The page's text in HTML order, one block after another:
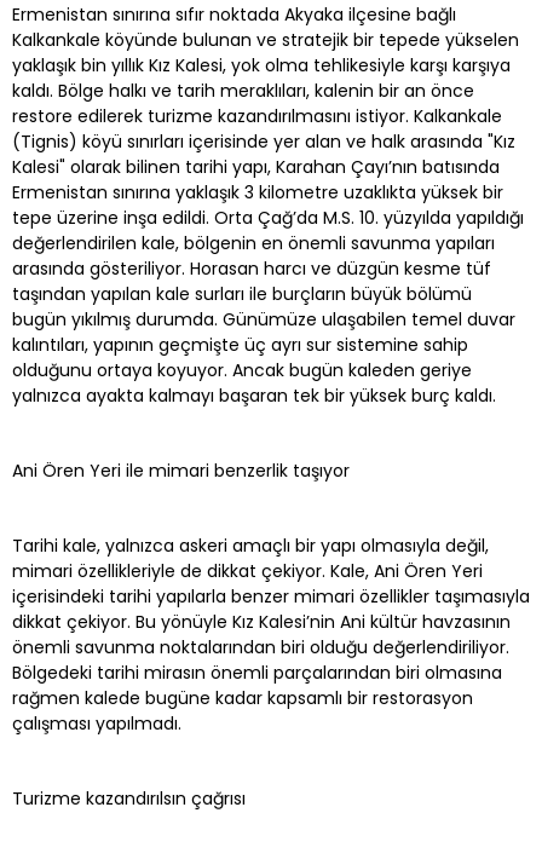
Ermenistan sınırına sıfır noktada Akyaka ilçesine bağlı
Kalkankale köyünde bulunan ve stratejik bir tepede yükselen
yaklaşık bin yıllık Kız Kalesi, yok olma tehlikesiyle karşı karşıya
kaldı. Bölge halkı ve tarih meraklıları, kalenin bir an önce
restore edilerek turizme kazandırılmasını istiyor. Kalkankale
(Tignis) köyü sınırları içerisinde yer alan ve halk arasında "Kız
Kalesi" olarak bilinen tarihi yapı, Karahan Çayı’nın batısında
Ermenistan sınırına yaklaşık 3 kilometre uzaklıkta yüksek bir
tepe üzerine inşa edildi. Orta Çağ’da M.S. 10. yüzyılda yapıldığı
değerlendirilen kale, bölgenin en önemli savunma yapıları
arasında gösteriliyor. Horasan harcı ve düzgün kesme tüf
taşından yapılan kale surları ile burçların büyük bölümü
bugün yıkılmış durumda. Günümüze ulaşabilen temel duvar
kalıntıları, yapının geçmişte üç ayrı sur sistemine sahip
olduğunu ortaya koyuyor. Ancak bugün kaleden geriye
yalnızca ayakta kalmayı başaran tek bir yüksek burç kaldı.
Ani Ören Yeri ile mimari benzerlik taşıyor
Tarihi kale, yalnızca askeri amaçlı bir yapı olmasıyla değil,
mimari özellikleriyle de dikkat çekiyor. Kale, Ani Ören Yeri
içerisindeki tarihi yapılarla benzer mimari özellikler taşımasıyla
dikkat çekiyor. Bu yönüyle Kız Kalesi’nin Ani kültür havzasının
önemli savunma noktalarından biri olduğu değerlendiriliyor.
Bölgedeki tarihi mirasın önemli parçalarından biri olmasına
rağmen kalede bugüne kadar kapsamlı bir restorasyon
çalışması yapılmadı.
Turizme kazandırılsın çağrısı